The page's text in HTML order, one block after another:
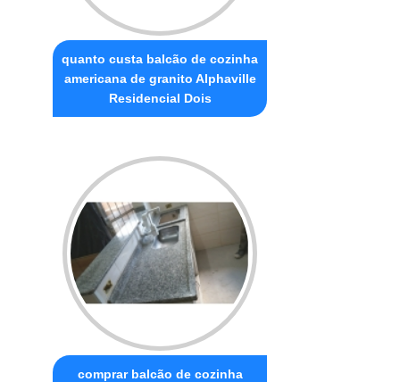
quanto custa balcão de cozinha
americana de granito Alphaville
Residencial Dois
comprar balcão de cozinha